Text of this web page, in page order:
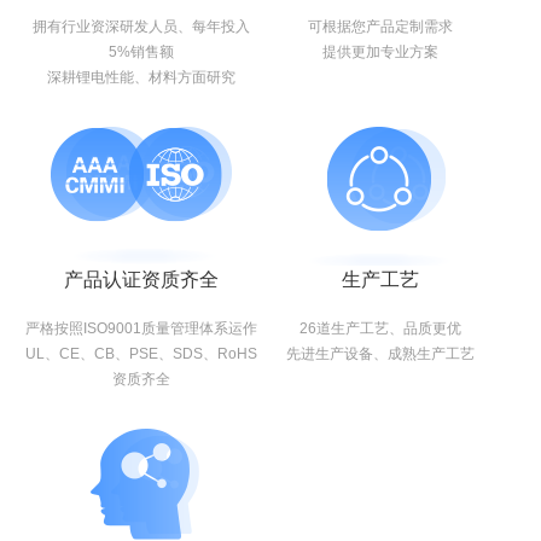
拥有行业资深研发人员、每年投入
5%销售额
深耕锂电性能、材料方面研究
可根据您产品定制需求
提供更加专业方案
产品认证资质齐全
严格按照ISO9001质量管理体系运作
UL、CE、CB、PSE、SDS、RoHS
资质齐全
生产工艺
26道生产工艺、品质更优
先进生产设备、成熟生产工艺